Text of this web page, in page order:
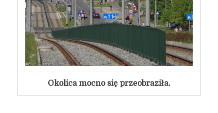
Okolica mocno się przeobraziła.